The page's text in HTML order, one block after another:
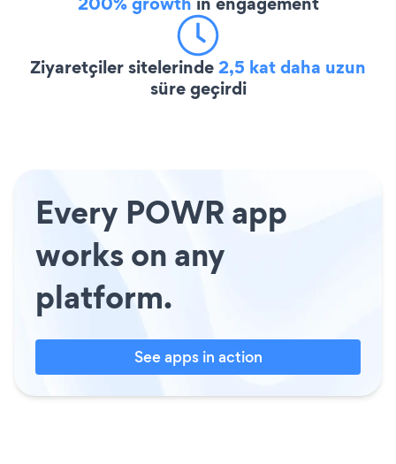
Ziyaretçiler sitelerinde2,5 kat daha uzun
süre geçirdi
Every POWR app
works on any
platform.
See apps in action